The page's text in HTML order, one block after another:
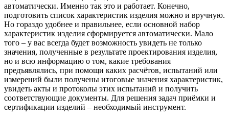
автоматически. Именно так это и работает. Конечно,
подготовить список характеристик изделия можно и вручную.
Но гораздо удобнее и правильнее, если основной набор
характеристик изделия сформируется автоматически. Мало
того – у вас всегда будет возможность увидеть не только
значения, полученные в результате проектирования изделия,
но и всю информацию о том, какие требования
предъявлялись, при помощи каких расчётов, испытаний или
измерений были получены итоговые значения характеристик,
увидеть акты и протоколы этих испытаний и получить
соответствующие документы. Для решения задач приёмки и
сертификации изделий – необходимый инструмент.